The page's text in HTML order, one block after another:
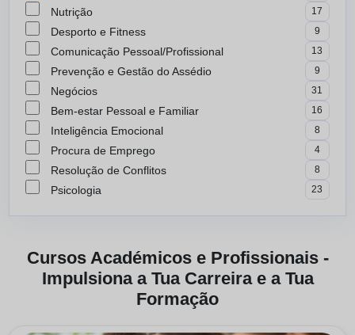
Nutrição 17
Desporto e Fitness 9
Comunicação Pessoal/Profissional 13
Prevenção e Gestão do Assédio 9
Negócios 31
Bem-estar Pessoal e Familiar 16
Inteligência Emocional 8
Procura de Emprego 4
Resolução de Conflitos 8
Psicologia 23
Cursos Académicos e Profissionais -
Impulsiona a Tua Carreira e a Tua
Formação